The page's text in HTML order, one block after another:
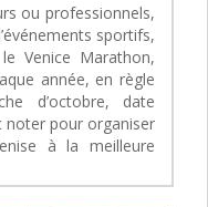
ou professionnels,
sportifs,
Venice Marathon,
année, en règle
d’octobre, date
noter pour organiser
à la meilleure